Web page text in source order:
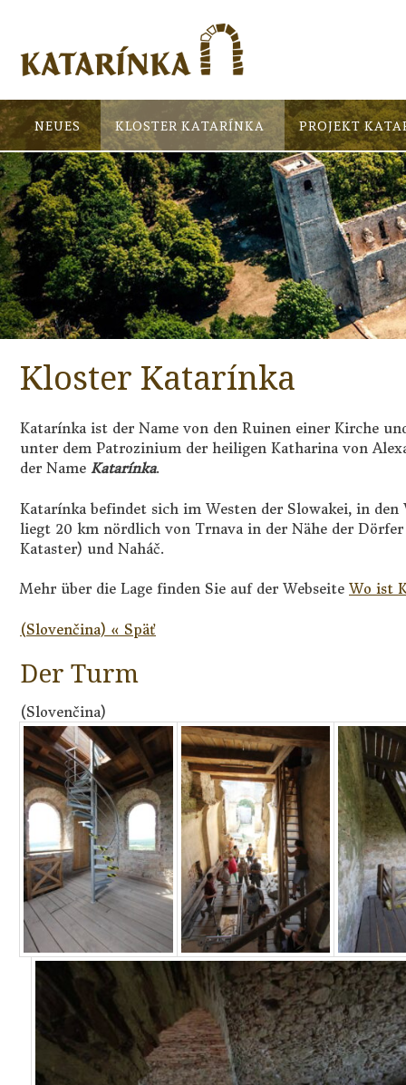
NEUES KLOSTER KATARÍNKA PROJEKT
Kloster Katarínka
Katarínka ist der Name von den Ruinen einer Kirche
unter dem Patrozinium der heiligen Katharina von
der Name Katarínka.
Katarínka befindet sich im Westen der Slowakei, in
liegt 20 km nördlich von Trnava in der Nähe der
Kataster) und Naháč.
Mehr über die Lage finden Sie auf der Webseite Wo ist
(Slovenčina) « Späť
Der Turm
(Slovenčina)